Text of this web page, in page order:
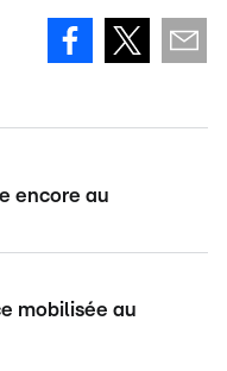
encore au
mobilisée au